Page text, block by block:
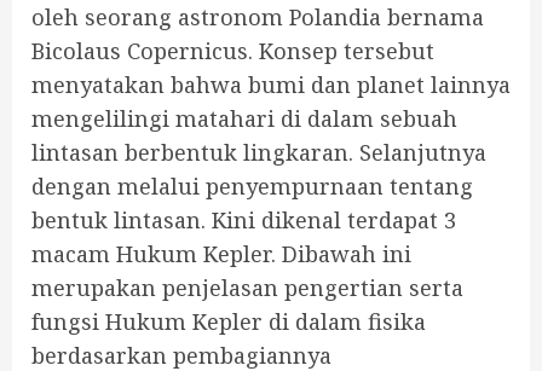
oleh seorang astronom Polandia bernama
Bicolaus Copernicus. Konsep tersebut
menyatakan bahwa bumi dan planet lainnya
mengelilingi matahari di dalam sebuah
lintasan berbentuk lingkaran. Selanjutnya
dengan melalui penyempurnaan tentang
bentuk lintasan. Kini dikenal terdapat 3
macam Hukum Kepler. Dibawah ini
merupakan penjelasan pengertian serta
fungsi Hukum Kepler di dalam fisika
berdasarkan pembagiannya